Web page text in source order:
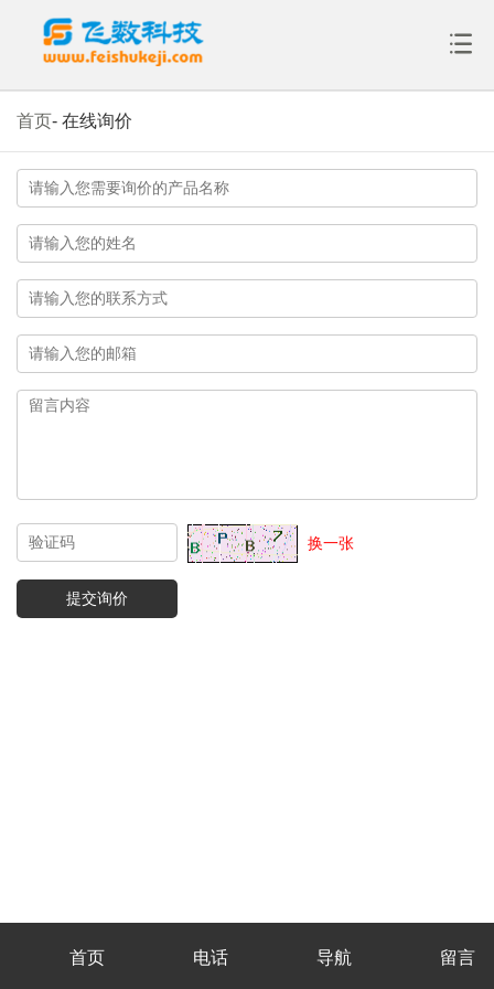
首页- 在线询价
换一张
首页 电话 导航 留言